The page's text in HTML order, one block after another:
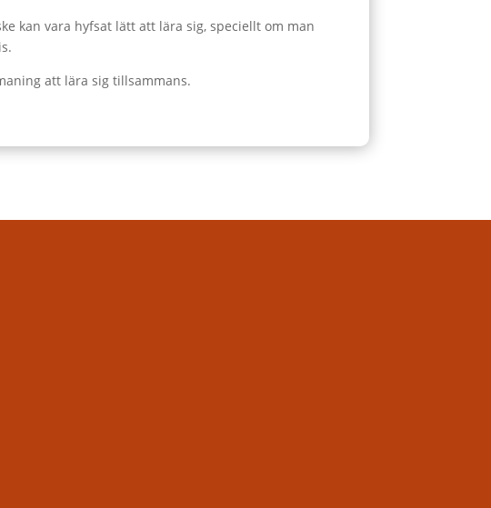
kan vara hyfsat lätt att lära sig, speciellt om man
att lära sig tillsammans.